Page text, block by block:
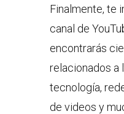
Finalmente, te
canal de
encontrarás
relacionados a
tecnología,
de videos y